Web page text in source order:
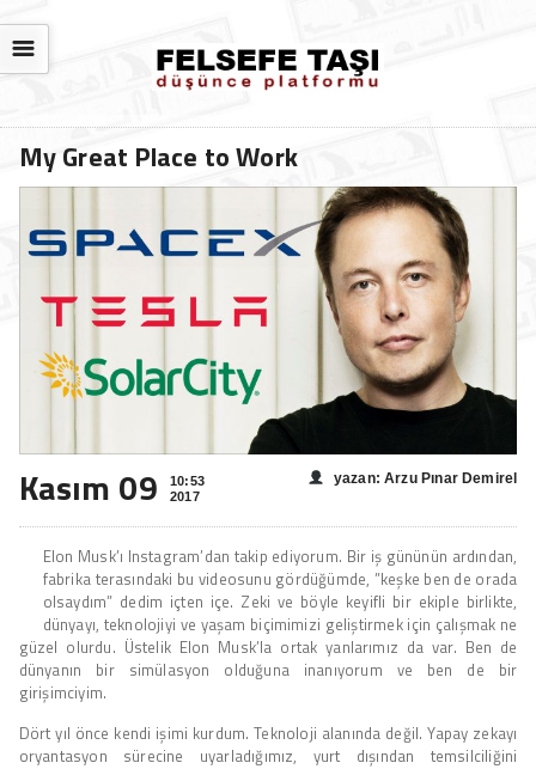
☰
My Great Place to Work
Kasım 09
10:53
2017
yazan: Arzu Pınar Demirel
Elon Musk’ı Instagram’dan takip ediyorum. Bir iş gününün ardından,
fabrika terasındaki bu videosunu gördüğümde, ”keşke ben de orada
olsaydım” dedim içten içe. Zeki ve böyle keyifli bir ekiple birlikte,
dünyayı, teknolojiyi ve yaşam biçimimizi geliştirmek için çalışmak ne
güzel olurdu. Üstelik Elon Musk’la ortak yanlarımız da var. Ben de
dünyanın bir simülasyon olduğuna inanıyorum ve ben de bir
girişimciyim.
Dört yıl önce kendi işimi kurdum. Teknoloji alanında değil. Yapay zekayı
oryantasyon sürecine uyarladığımız, yurt dışından temsilciliğini